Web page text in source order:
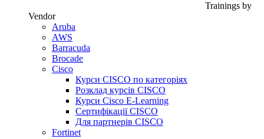
Trainings by
Vendor
Aruba
AWS
Barracuda
Brocade
Cisco
Курси CISCO по категоріях
Розклад курсів CISCO
Курси Cisco E-Learning
Сертифікації CISCO
Для партнерів CISCO
Fortinet